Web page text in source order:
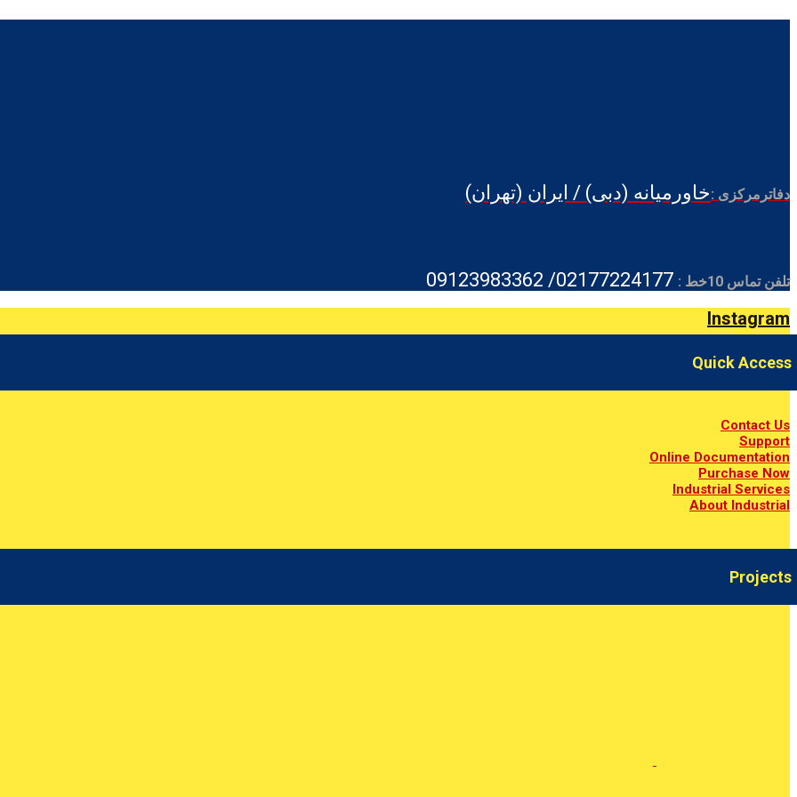
دفاترمرکزی :خاورمیانه (دبی) / ایران (تهران)
تلفن تماس 10خط :
Instagram
Quick Access
Contact Us
Support
Online Documentation
Purchase Now
Industrial Services
About Industrial
Projects